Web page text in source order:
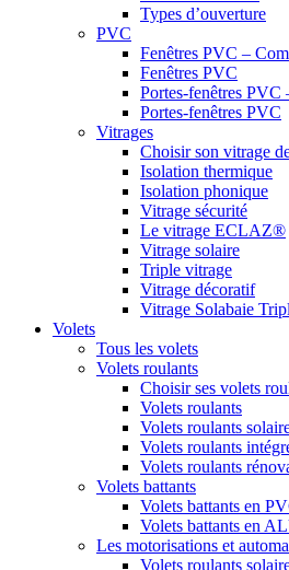
Types d’ouverture
PVC
Fenêtres PVC –
Fenêtres PVC
Portes-fenêtres
Portes-fenêtres PVC
Vitrages
Choisir son vitrage
Isolation thermique
Isolation phonique
Vitrage sécurité
Le vitrage ECLAZ®
Vitrage solaire
Triple vitrage
Vitrage décoratif
Vitrage Solabaie
Volets
Tous les volets
Volets roulants
Choisir ses volets
Volets roulants
Volets roulants
Volets roulants
Volets roulants
Volets battants
Volets battants en
Volets battants en
Les motorisations et
Volets roulants